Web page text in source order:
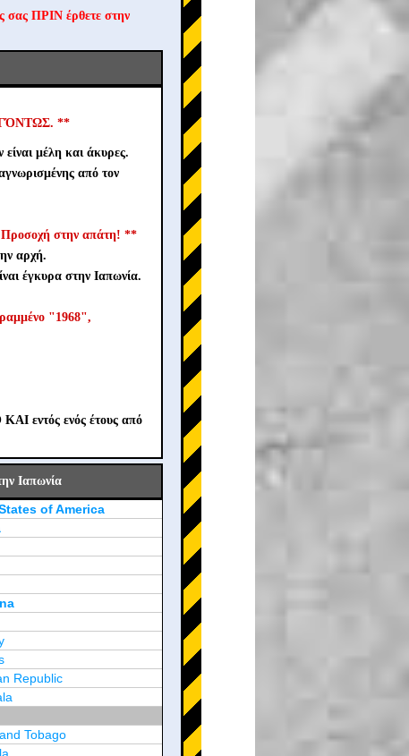
σας ΠΡΙΝ έρθετε στην
**
μέλη και άκυρες.
από τον
στην απάτη! **
αρχή.
έγκυρα στην Ιαπωνία.
"1968",
εντός ενός έτους από
Ιαπωνία
of America
Republic
Tobago